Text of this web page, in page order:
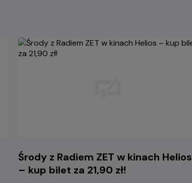
Środy z Radiem ZET w kinach Helios
– kup bilet za 21,90 zł!